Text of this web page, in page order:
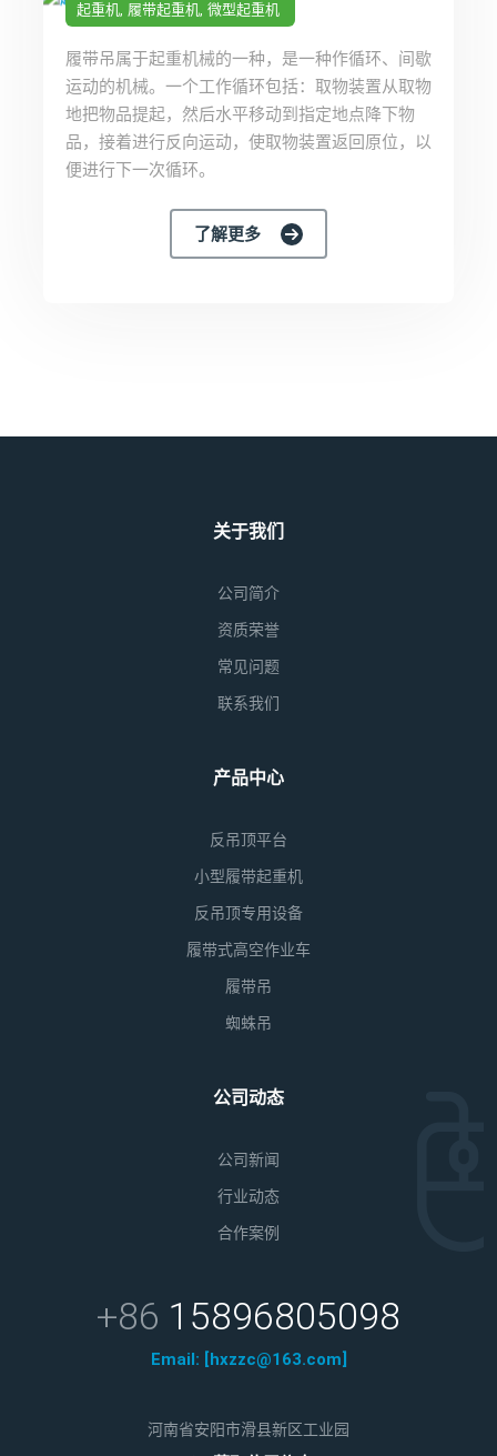
起重机 履带起重机 微型起重机
履带吊属于起重机械的一种，是一种作循环、间歇
运动的机械。一个工作循环包括：取物装置从取物
地把物品提起，然后水平移动到指定地点降下物
品，接着进行反向运动，使取物装置返回原位，以
便进行下一次循环。
了解更多
关于我们
公司简介
资质荣誉
常见问题
联系我们
产品中心
反吊顶平台
小型履带起重机
反吊顶专用设备
履带式高空作业车
履带吊
蜘蛛吊
公司动态
公司新闻
行业动态
合作案例
+86 15896805098
Email: [hxzzc@163.com]
河南省安阳市滑县新区工业园